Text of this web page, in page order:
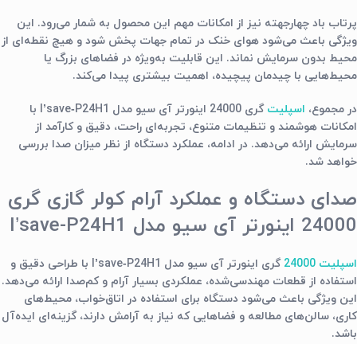
پرتاب باد چهارجهته نیز از امکانات مهم این محصول به شمار می‌رود. این
ویژگی باعث می‌شود هوای خنک در تمام جهات پخش شود و هیچ نقطه‌ای از
محیط بدون سرمایش نماند. این قابلیت به‌ویژه در فضاهای بزرگ یا
محیط‌هایی با چیدمان پیچیده، اهمیت بیشتری پیدا می‌کند.
در مجموع، اسپلیت
گری 24000 اینورتر آی سیو مدل I’save‑P24H1 با
امکانات هوشمند و تنظیمات متنوع، تجربه‌ای راحت، دقیق و کارآمد از
سرمایش ارائه می‌دهد. در ادامه، عملکرد دستگاه از نظر میزان صدا بررسی
خواهد شد.
صدای دستگاه و عملکرد آرام کولر گازی گری
24000 اینورتر آی سیو مدل I’save-P24H1
اسپلیت 24000
گری اینورتر آی سیو مدل I’save‑P24H1 با طراحی دقیق و
استفاده از قطعات مهندسی‌شده، عملکردی بسیار آرام و کم‌صدا ارائه می‌دهد.
این ویژگی باعث می‌شود دستگاه برای استفاده در اتاق‌خواب، محیط‌های
کاری، سالن‌های مطالعه و فضاهایی که نیاز به آرامش دارند، گزینه‌ای ایده‌آل
باشد.